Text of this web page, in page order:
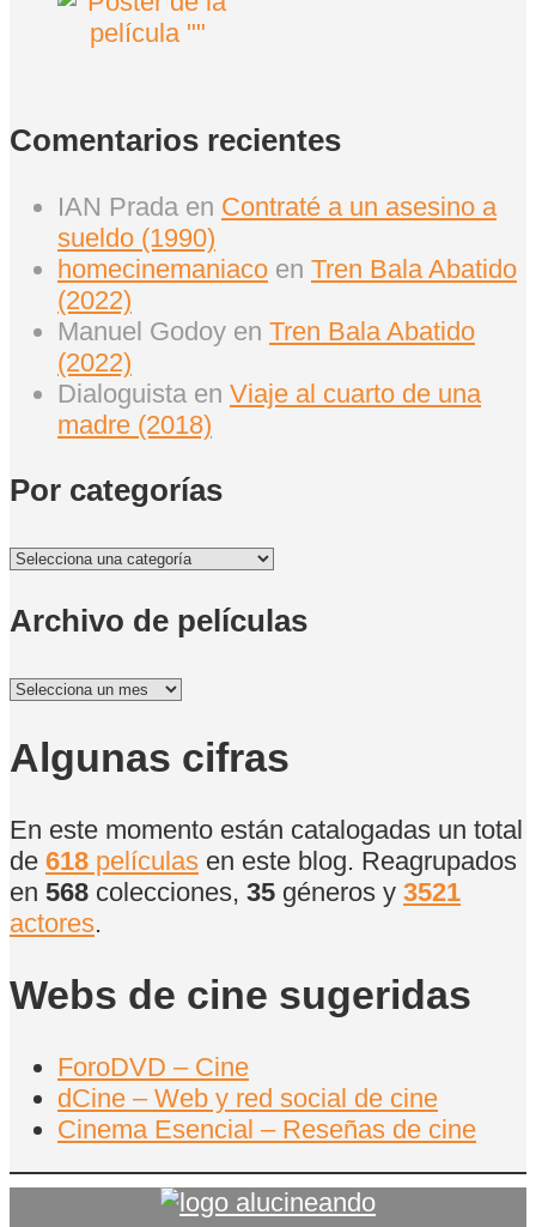
Comentarios recientes
IAN Prada en Contraté a un asesino a
sueldo (1990)
homecinemaniaco en Tren Bala Abatido
(2022)
Manuel Godoy en Tren Bala Abatido
(2022)
Dialoguista en Viaje al cuarto de una
madre (2018)
Por categorías
Por
Archivo de películas
Archivo
películas
Algunas cifras
En este momento están catalogadas un total
de 618 películas en este blog. Reagrupados
en 568 colecciones, 35 géneros y 3521
actores.
Webs de cine sugeridas
ForoDVD – Cine
dCine – Web y red social de cine
Cinema Esencial – Reseñas de cine